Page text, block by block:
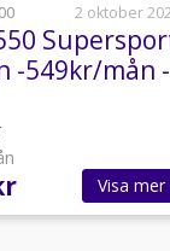
2 oktober
-549kr/mån -
-Byte
Visa mer